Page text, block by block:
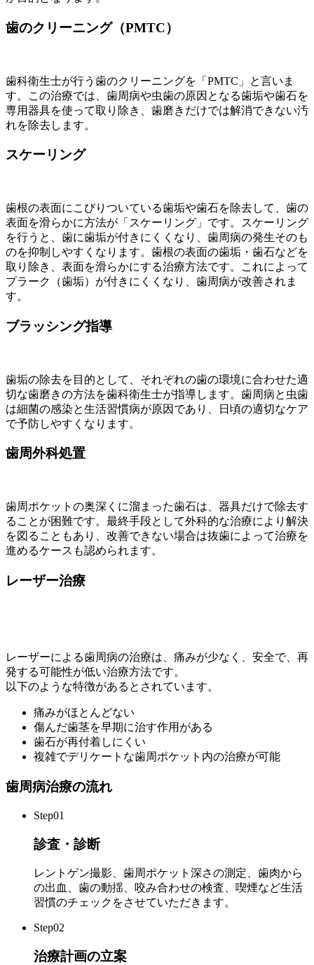
歯のクリーニング（PMTC）
歯科衛生士が行う歯のクリーニングを「PMTC」と言いま
す。この治療では、歯周病や虫歯の原因となる歯垢や歯石を
専用器具を使って取り除き、歯磨きだけでは解消できない汚
れを除去します。
スケーリング
歯根の表面にこびりついている歯垢や歯石を除去して、歯の
表面を滑らかに方法が「スケーリング」です。スケーリング
を行うと、歯に歯垢が付きにくくなり、歯周病の発生そのも
のを抑制しやすくなります。歯根の表面の歯垢・歯石などを
取り除き、表面を滑らかにする治療方法です。これによって
プラーク（歯垢）が付きにくくなり、歯周病が改善されま
す。
ブラッシング指導
歯垢の除去を目的として、それぞれの歯の環境に合わせた適
切な歯磨きの方法を歯科衛生士が指導します。歯周病と虫歯
は細菌の感染と生活習慣病が原因であり、日頃の適切なケア
で予防しやすくなります。
歯周外科処置
歯周ポケットの奥深くに溜まった歯石は、器具だけで除去す
ることが困難です。最終手段として外科的な治療により解決
を図ることもあり、改善できない場合は抜歯によって治療を
進めるケースも認められます。
レーザー治療
レーザーによる歯周病の治療は、痛みが少なく、安全で、再
発する可能性が低い治療方法です。
以下のような特徴があるとされています。
痛みがほとんどない
傷んだ歯茎を早期に治す作用がある
歯石が再付着しにくい
複雑でデリケートな歯周ポケット内の治療が可能
歯周病治療の流れ
Step01
診査・診断
レントゲン撮影、歯周ポケット深さの測定、歯肉から
の出血、歯の動揺、咬み合わせの検査、喫煙など生活
習慣のチェックをさせていただきます。
Step02
治療計画の立案